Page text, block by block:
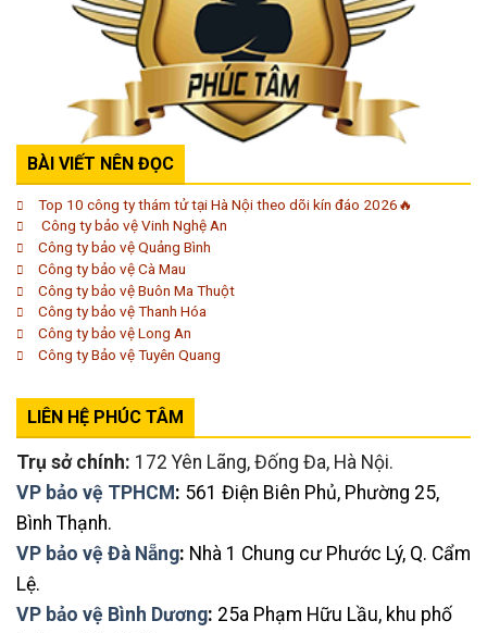
BÀI VIẾT NÊN ĐỌC
Top 10 công ty thám tử tại Hà Nội theo dõi kín đáo 2026🔥
Công ty bảo vệ Vinh Nghệ An
Công ty bảo vệ Quảng Bình
Công ty bảo vệ Cà Mau
Công ty bảo vệ Buôn Ma Thuột
Công ty bảo vệ Thanh Hóa
Công ty bảo vệ Long An
Công ty Bảo vệ Tuyên Quang
LIÊN HỆ PHÚC TÂM
Trụ sở chính: 172 Yên Lãng, Đống Đa, Hà Nội.
VP bảo vệ TPHCM : 561 Điện Biên Phủ, Phường 25,
Bình Thạnh.
VP bảo vệ Đà Nẵng: Nhà 1 Chung cư Phước Lý, Q. Cẩm
Lệ.
VP bảo vệ Bình Dương: 25a Phạm Hữu Lầu, khu phố